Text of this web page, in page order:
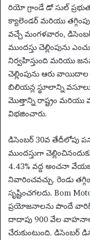
రియో గ్రాండే డో సుల్
క్యాలెండర్ మరియు
వచ్చే మంగళవారం,
ముందస్తు చెల్లింపును
నిర్వహిస్తుంది మరియు
చెల్లింపును ఆరు వాయిదాల
బిలియన్ల స్థూలాన్ని
మొత్తాన్ని రాష్ట్రం
విభజించారు.
డిసెంబర్ 30వ తేదీలోపు
ముందస్తుగా
4.43% వద్ద అంచనా
నివారించవచ్చు. రెండు
సృష్టించగలదు. Bom
ప్రయోజనాలను పొందే వారికి,
దాదాపు 900 వేల
చేరుకుంటుంది. డిసెంబర్